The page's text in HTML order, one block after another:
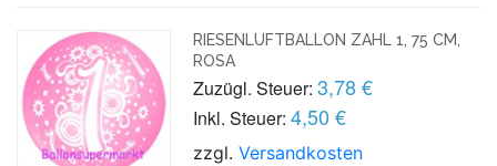
RIESENLUFTBALLON ZAHL 1, 75 CM,
ROSA
Zuzügl. Steuer: 3,78 €
Inkl. Steuer: 4,50 €
zzgl.Versandkosten